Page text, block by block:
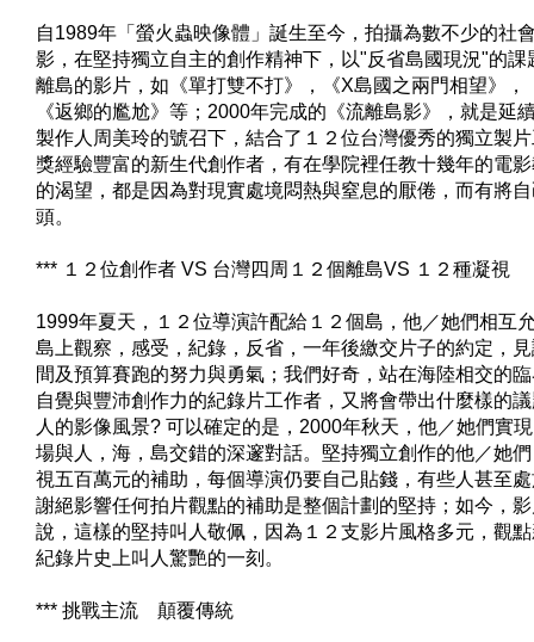
自1989年「螢火蟲映像體」誕生至今，拍攝為數不少的社
影，在堅持獨立自主的創作精神下，以"反省島國現況"的課
離島的影片，如《單打雙不打》，《X島國之兩門相望》，
《返鄉的尷尬》等；2000年完成的《流離島影》，就是延
製作人周美玲的號召下，結合了１２位台灣優秀的獨立製
獎經驗豐富的新生代創作者，有在學院裡任教十幾年的電
的渴望，都是因為對現實處境悶熱與窒息的厭倦，而有將
頭。
*** １２位創作者 VS 台灣四周１２個離島VS １２種凝視
1999年夏天，１２位導演許配給１２個島，他／她們相互
島上觀察，感受，紀錄，反省，一年後繳交片子的約定，
間及預算賽跑的努力與勇氣；我們好奇，站在海陸相交的
自覺與豐沛創作力的紀錄片工作者，又將會帶出什麼樣的
人的影像風景? 可以確定的是，2000年秋天，他／她們實
場與人，海，島交錯的深邃對話。堅持獨立創作的他／她
視五百萬元的補助，每個導演仍要自己貼錢，有些人甚至
謝絕影響任何拍片觀點的補助是整個計劃的堅持；如今，
說，這樣的堅持叫人敬佩，因為１２支影片風格多元，觀
紀錄片史上叫人驚艷的一刻。
*** 挑戰主流 顛覆傳統